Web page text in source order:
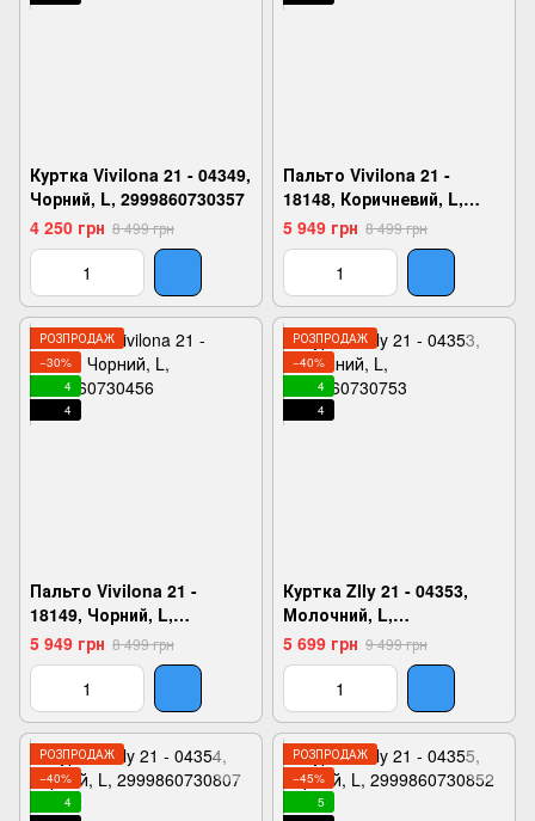
Куртка Vivilona 21 - 04349,
Чорний, L, 2999860730357
4 250 грн 8 499 грн
Пальто Vivilona 21 -
18148, Коричневий, L,
2999860730401
5 949 грн 8 499 грн
РОЗПРОДАЖ
−30%
4
4
Пальто Vivilona 21 -
18149, Чорний, L,
2999860730456
5 949 грн 8 499 грн
РОЗПРОДАЖ
−40%
4
4
Куртка Zlly 21 - 04353,
Молочний, L,
2999860730753
5 699 грн 9 499 грн
РОЗПРОДАЖ
−40%
4
РОЗПРОДАЖ
−45%
5